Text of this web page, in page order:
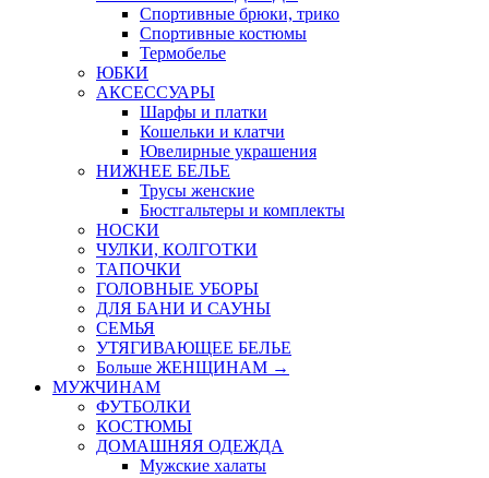
Спортивные брюки, трико
Спортивные костюмы
Термобелье
ЮБКИ
AКСЕССУАРЫ
Шарфы и платки
Кошельки и клатчи
Ювелирные украшения
НИЖНЕЕ БЕЛЬЕ
Трусы женские
Бюстгальтеры и комплекты
НОСКИ
ЧУЛКИ, КОЛГОТКИ
ТАПОЧКИ
ГОЛОВНЫЕ УБОРЫ
ДЛЯ БАНИ И САУНЫ
СЕМЬЯ
УТЯГИВАЮЩЕЕ БЕЛЬЕ
Больше ЖЕНЩИНАМ →
МУЖЧИНАМ
ФУТБОЛКИ
КОСТЮМЫ
ДОМАШНЯЯ ОДЕЖДА
Мужские халаты